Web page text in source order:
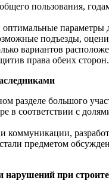
пользования,
параметры
подъезды,
вариантов
права обеих сторон.
разделе большого
в соответствии с
предметом
нарушений при